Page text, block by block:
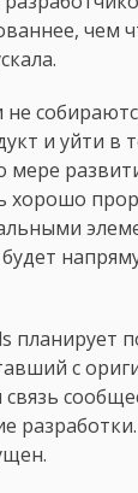
чем
и уйти в
мере
хорошо
планирует
с
связь